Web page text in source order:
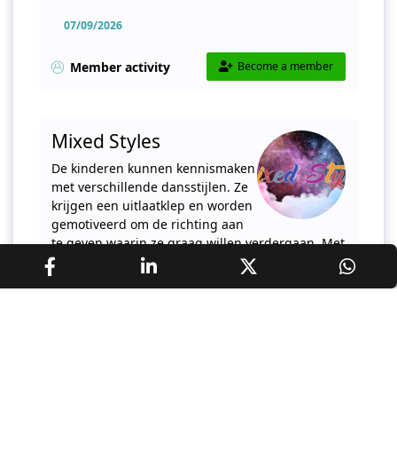
07/09/2026
Member activity Become a member
Mixed Styles
De kinderen kunnen kennismaken
met verschillende dansstijlen. Ze
krijgen een uitlaatklep en worden
gemotiveerd om de richting aan
te geven waarin ze graag willen verdergaan. Met
een beetje discipline zijn …